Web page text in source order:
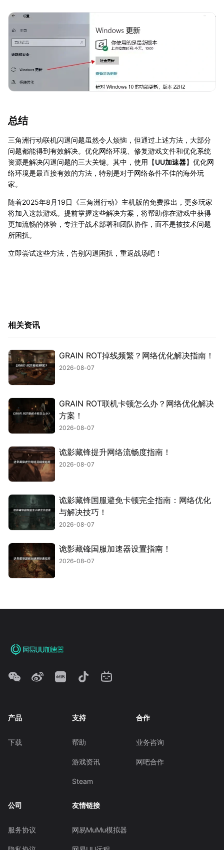
总结
三角洲行动联机闪退问题虽然令人烦恼，但通过上述方法，大部分
问题都能得到有效解决。优化网络环境、修复游戏文件和优化系统
资源是解决闪退问题的三大关键。其中，使用【UU加速器】优化网
络环境是最直接有效的方法，特别是对于网络条件不佳的海外玩
家。
随着2025年8月19日《三角洲行动》主机版的免费推出，更多玩家
将加入这款游戏。提前掌握这些解决方案，将帮助你在游戏中获得
更加流畅的体验，专注于战术部署和团队协作，而不是被技术问题
所困扰。
立即尝试这些方法，告别闪退困扰，重返战场吧！
相关资讯
GRAIN ROT掉线频繁？网络优化解决指南！
2026-08-07
GRAIN ROT联机卡顿怎么办？网络优化解决
方案！
2026-08-07
诡影藏锋提升网络流畅度指南！
2026-08-07
诡影藏锋国服避免卡顿完全指南：网络优化
与解决技巧！
2026-08-07
诡影藏锋国服加速器设置指南！
2026-08-07
产品
下载
支持
帮助
游戏资讯
Steam
合作
业务咨询
网吧合作
公司
服务协议
友情链接
网易MuMu模拟器